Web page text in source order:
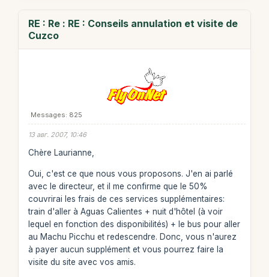
RE : Re : RE : Conseils annulation et visite de
Cuzco
Messages: 825
13 авг. 2007, 10:46
Chère Laurianne,
Oui, c'est ce que nous vous proposons. J'en ai parlé
avec le directeur, et il me confirme que le 50%
couvrirai les frais de ces services supplémentaires:
train d'aller à Aguas Calientes + nuit d'hôtel (à voir
lequel en fonction des disponibilités) + le bus pour aller
au Machu Picchu et redescendre. Donc, vous n'aurez
à payer aucun supplément et vous pourrez faire la
visite du site avec vos amis.